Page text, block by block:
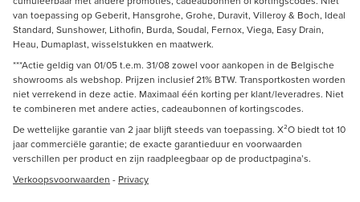
van toepassing op Geberit, Hansgrohe, Grohe, Duravit, Villeroy & Boch, Ideal
Standard, Sunshower, Lithofin, Burda, Soudal, Fernox, Viega, Easy Drain,
Heau, Dumaplast, wisselstukken en maatwerk.
***Actie geldig van 01/05 t.e.m. 31/08 zowel voor aankopen in de Belgische
showrooms als webshop. Prijzen inclusief 21% BTW. Transportkosten worden
niet verrekend in deze actie. Maximaal één korting per klant/leveradres. Niet
te combineren met andere acties, cadeaubonnen of kortingscodes.
De wettelijke garantie van 2 jaar blijft steeds van toepassing. X²O biedt tot 10
jaar commerciële garantie; de exacte garantieduur en voorwaarden
verschillen per product en zijn raadpleegbaar op de productpagina’s.
Verkoopsvoorwaarden - Privacy